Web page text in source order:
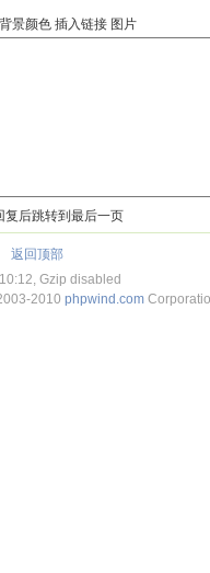
背景颜色 插入链接 图片
复后跳转到最后一页
返回顶部
Gzip disabled
2010 phpwind.com